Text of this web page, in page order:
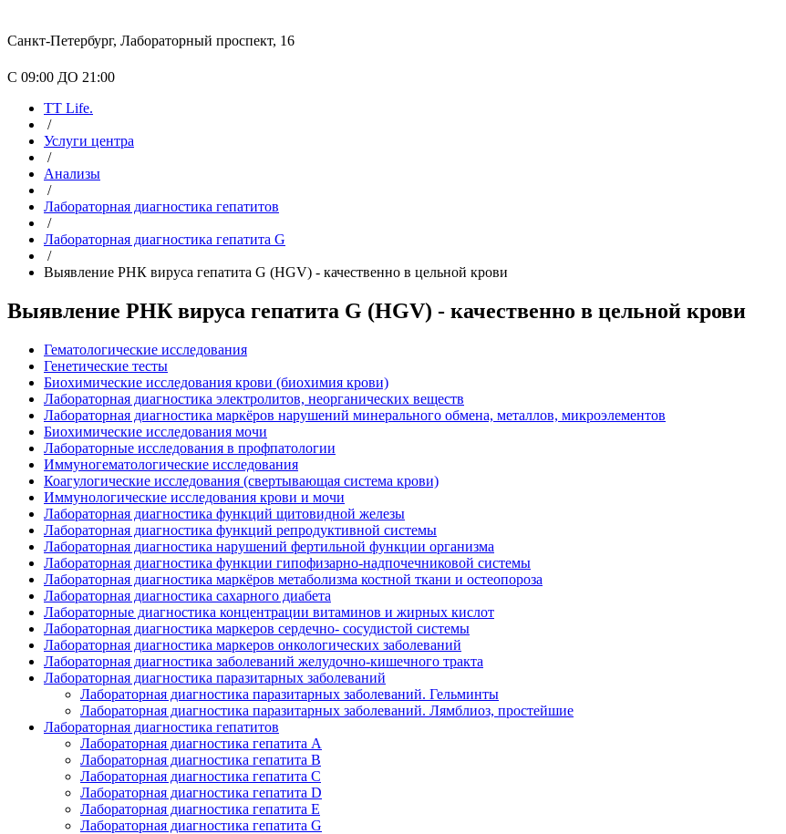
Санкт-Петербург, Лабораторный проспект, 16
С 09:00 ДО 21:00
TT Life.
/
Услуги центра
/
Анализы
/
Лабораторная диагностика гепатитов
/
Лабораторная диагностика гепатита G
/
Выявление РНК вируса гепатита G (HGV) - качественно в цельной крови
Выявление РНК вируса гепатита G (HGV) - качественно в цельной крови
Гематологические исследования
Генетические тесты
Биохимические исследования крови (биохимия крови)
Лабораторная диагностика электролитов, неорганических веществ
Лабораторная диагностика маркёров нарушений минерального обмена, металлов, микроэлементов
Биохимические исследования мочи
Лабораторные исследования в профпатологии
Иммуногематологические исследования
Коагулогические исследования (свертывающая система крови)
Иммунологические исследования крови и мочи
Лабораторная диагностика функций щитовидной железы
Лабораторная диагностика функций репродуктивной системы
Лабораторная диагностика нарушений фертильной функции организма
Лабораторная диагностика функции гипофизарно-надпочечниковой системы
Лабораторная диагностика маркёров метаболизма костной ткани и остеопороза
Лабораторная диагностика сахарного диабета
Лабораторные диагностика концентрации витаминов и жирных кислот
Лабораторная диагностика маркеров сердечно- сосудистой системы
Лабораторная диагностика маркеров онкологических заболеваний
Лабораторная диагностика заболеваний желудочно-кишечного тракта
Лабораторная диагностика паразитарных заболеваний
Лабораторная диагностика паразитарных заболеваний. Гельминты
Лабораторная диагностика паразитарных заболеваний. Лямблиоз, простейшие
Лабораторная диагностика гепатитов
Лабораторная диагностика гепатита А
Лабораторная диагностика гепатита В
Лабораторная диагностика гепатита С
Лабораторная диагностика гепатита D
Лабораторная диагностика гепатита E
Лабораторная диагностика гепатита G